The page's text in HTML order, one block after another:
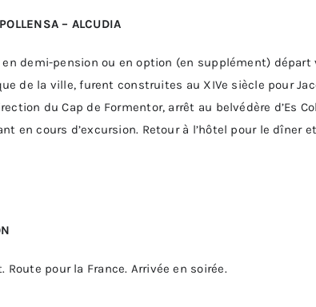
– ALCUDIA
demi-pension ou en option (en supplément) départ
de la ville, furent construites au XIVe siècle pour
du Cap de Formentor, arrêt au belvédère d’Es
en cours d’excursion. Retour à l’hôtel pour le dîner
pour la France. Arrivée en soirée.